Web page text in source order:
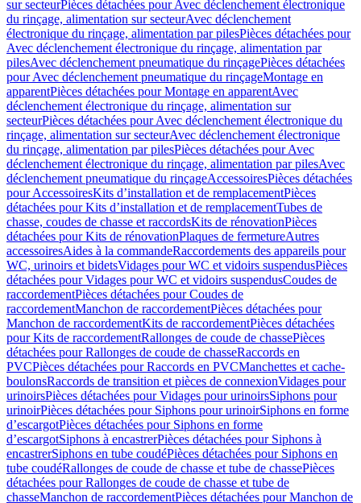
sur secteurPièces détachées pour Avec déclenchement électronique
du rinçage, alimentation sur secteurAvec déclenchement
électronique du rinçage, alimentation par pilesPièces détachées pour
Avec déclenchement électronique du rinçage, alimentation par
pilesAvec déclenchement pneumatique du rinçagePièces détachées
pour Avec déclenchement pneumatique du rinçageMontage en
apparentPièces détachées pour Montage en apparentAvec
déclenchement électronique du rinçage, alimentation sur
secteurPièces détachées pour Avec déclenchement électronique du
rinçage, alimentation sur secteurAvec déclenchement électronique
du rinçage, alimentation par pilesPièces détachées pour Avec
déclenchement électronique du rinçage, alimentation par pilesAvec
déclenchement pneumatique du rinçageAccessoiresPièces détachées
pour AccessoiresKits d’installation et de remplacementPièces
détachées pour Kits d’installation et de remplacementTubes de
chasse, coudes de chasse et raccordsKits de rénovationPièces
détachées pour Kits de rénovationPlaques de fermetureAutres
accessoiresAides à la commandeRaccordements des appareils pour
WC, urinoirs et bidetsVidages pour WC et vidoirs suspendusPièces
détachées pour Vidages pour WC et vidoirs suspendusCoudes de
raccordementPièces détachées pour Coudes de
raccordementManchon de raccordementPièces détachées pour
Manchon de raccordementKits de raccordementPièces détachées
pour Kits de raccordementRallonges de coude de chassePièces
détachées pour Rallonges de coude de chasseRaccords en
PVCPièces détachées pour Raccords en PVCManchettes et cache-
boulonsRaccords de transition et pièces de connexionVidages pour
urinoirsPièces détachées pour Vidages pour urinoirsSiphons pour
urinoirPièces détachées pour Siphons pour urinoirSiphons en forme
d’escargotPièces détachées pour Siphons en forme
d’escargotSiphons à encastrerPièces détachées pour Siphons à
encastrerSiphons en tube coudéPièces détachées pour Siphons en
tube coudéRallonges de coude de chasse et tube de chassePièces
détachées pour Rallonges de coude de chasse et tube de
chasseManchon de raccordementPièces détachées pour Manchon de